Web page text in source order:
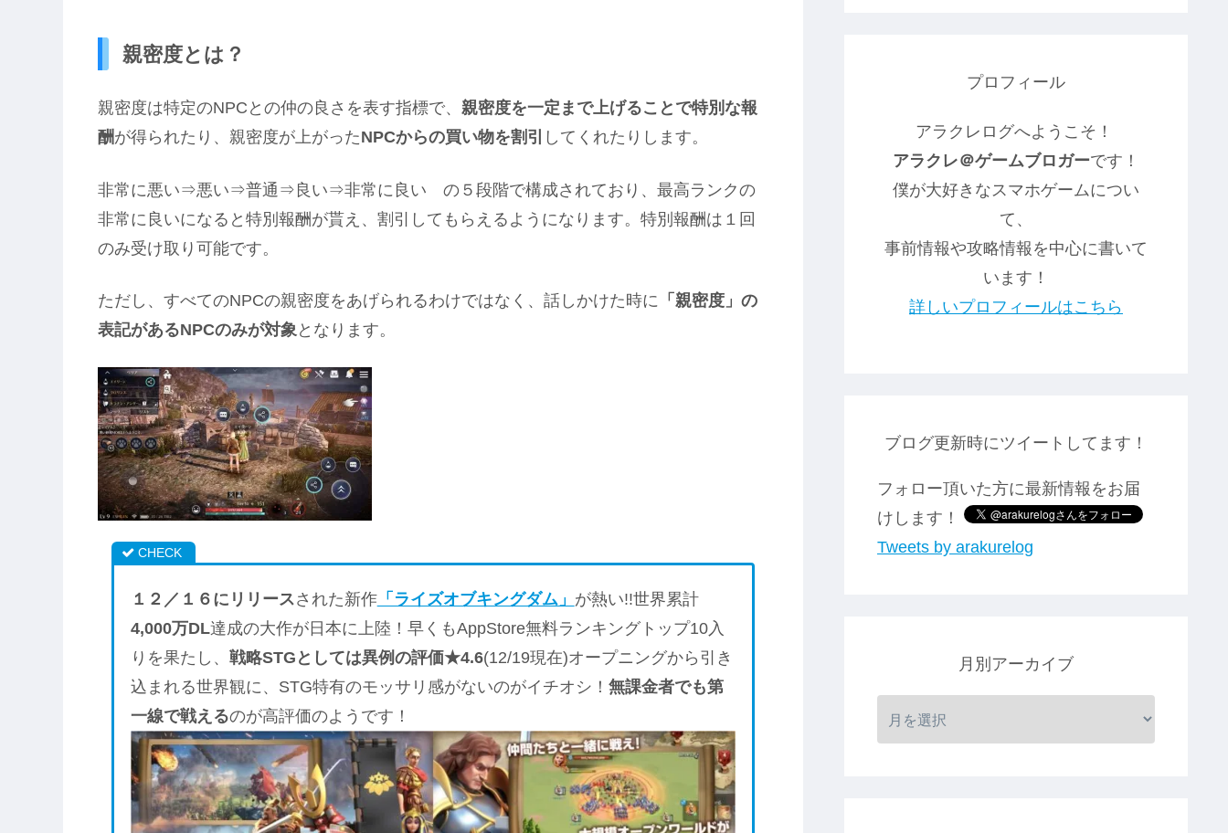
親密度とは？
親密度は特定のNPCとの仲の良さを表す指標で、 親密度を一定まで上げることで特別な報
酬が得られたり、親密度が上がったNPCからの買い物を割引 してくれたりします。
非常に悪い⇒悪い⇒普通⇒良い⇒非常に良い の５段階で構成されており、最高ランクの
非常に良いになると特別報酬が貰え、割引してもらえるようになります。特別報酬は１回
のみ受け取り可能です。
ただし、すべてのNPCの親密度をあげられるわけではなく、話しかけた時に 「親密度」の
表記があるNPCのみが対象 となります。
１２／１６にリリースされた新作「ライズオブキングダム」 が熱い!!世界累計
4,000万DL達成の大作が日本に上陸！早くもAppStore無料ランキングトップ10入
りを果たし、 戦略STGとしては異例の評価★4.6(12/19現在)オープニングから引き
込まれる世界観に、STG特有のモッサリ感がないのがイチオシ！ 無課金者でも第
一線で戦えるのが高評価のようです！
プロフィール
アラクレログへようこそ！
アラクレ＠ゲームブロガーです！
僕が大好きなスマホゲームについ
て、
事前情報や攻略情報を中心に書いて
います！
詳しいプロフィールはこちら
ブログ更新時にツイートしてます！
フォロー頂いた方に最新情報をお届
けします！
Tweets by arakurelog
月別アーカイブ